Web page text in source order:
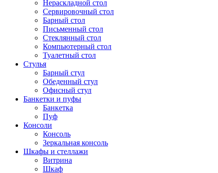
Нераскладной стол
Сервировочный стол
Барный стол
Письменный стол
Стеклянный стол
Компьютерный стол
Туалетный стол
Стулья
Барный стул
Обеденный стул
Офисный стул
Банкетки и пуфы
Банкетка
Пуф
Консоли
Консоль
Зеркальная консоль
Шкафы и стеллажи
Витрина
Шкаф